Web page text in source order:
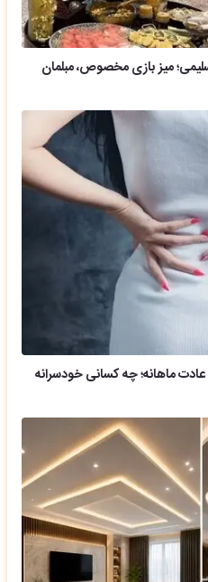
میز بازی مخصوص، مبلمان
ماهانه؛ چه کسانی خودسرانه